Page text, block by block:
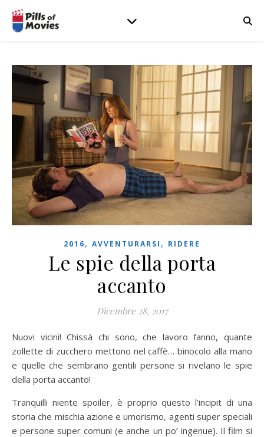
2016, AVVENTURARSI , RIDERE
Le spie della porta
accanto
Dicembre 28, 2017
Nuovi vicini! Chissà chi sono, che lavoro fanno, quante
zollette di zucchero mettono nel caffè… binocolo alla mano
e quelle che sembrano gentili persone si rivelano le spie
della porta accanto!
Tranquilli niente spoiler, è proprio questo l’incipit di una
storia che mischia azione e umorismo, agenti super speciali
e persone super comuni (e anche un po’ ingenue). Il film si